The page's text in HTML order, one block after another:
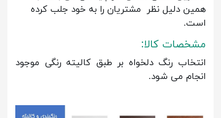
همین دلیل نظر مشتریان را به خود جلب کرده
است.
مشخصات کالا:
انتخاب رنگ دلخواه بر طبق کالیته رنگی موجود
انجام می شود.